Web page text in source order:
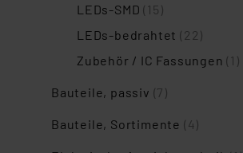
LEDs-SMD(15)
LEDs-bedrahtet(22)
Zubehör / IC Fassungen(1)
Bauteile, passiv (7)
Bauteile, Sortimente (4)